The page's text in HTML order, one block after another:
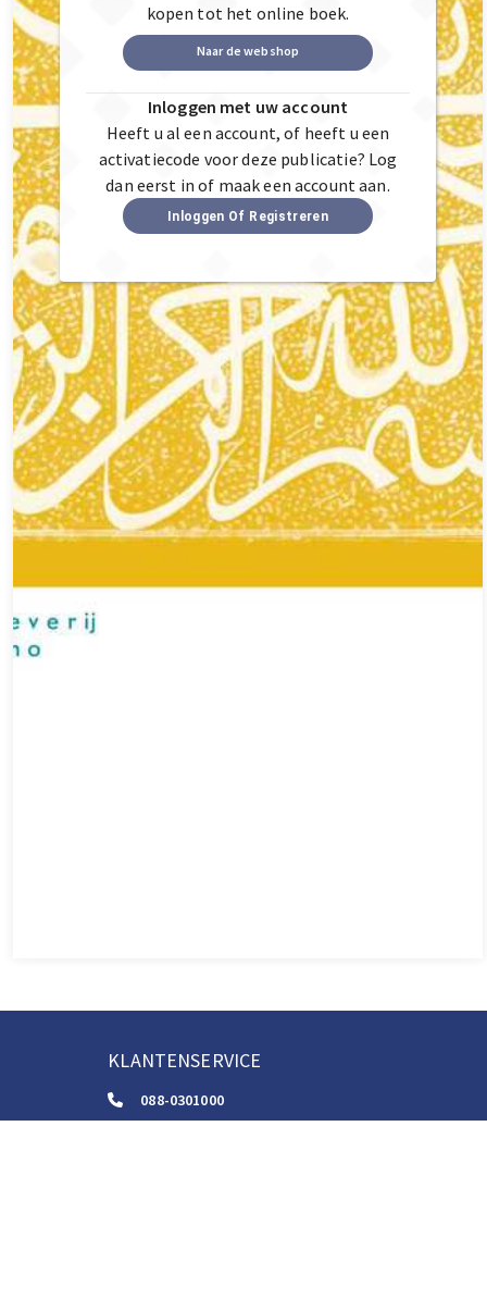
kopen tot het online boek.
Naar de webshop
Inloggen met uw account
Heeft u al een account, of heeft u een
activatiecode voor deze publicatie? Log
dan eerst in of maak een account aan.
Inloggen Of Registreren
KLANTENSERVICE
088-0301000